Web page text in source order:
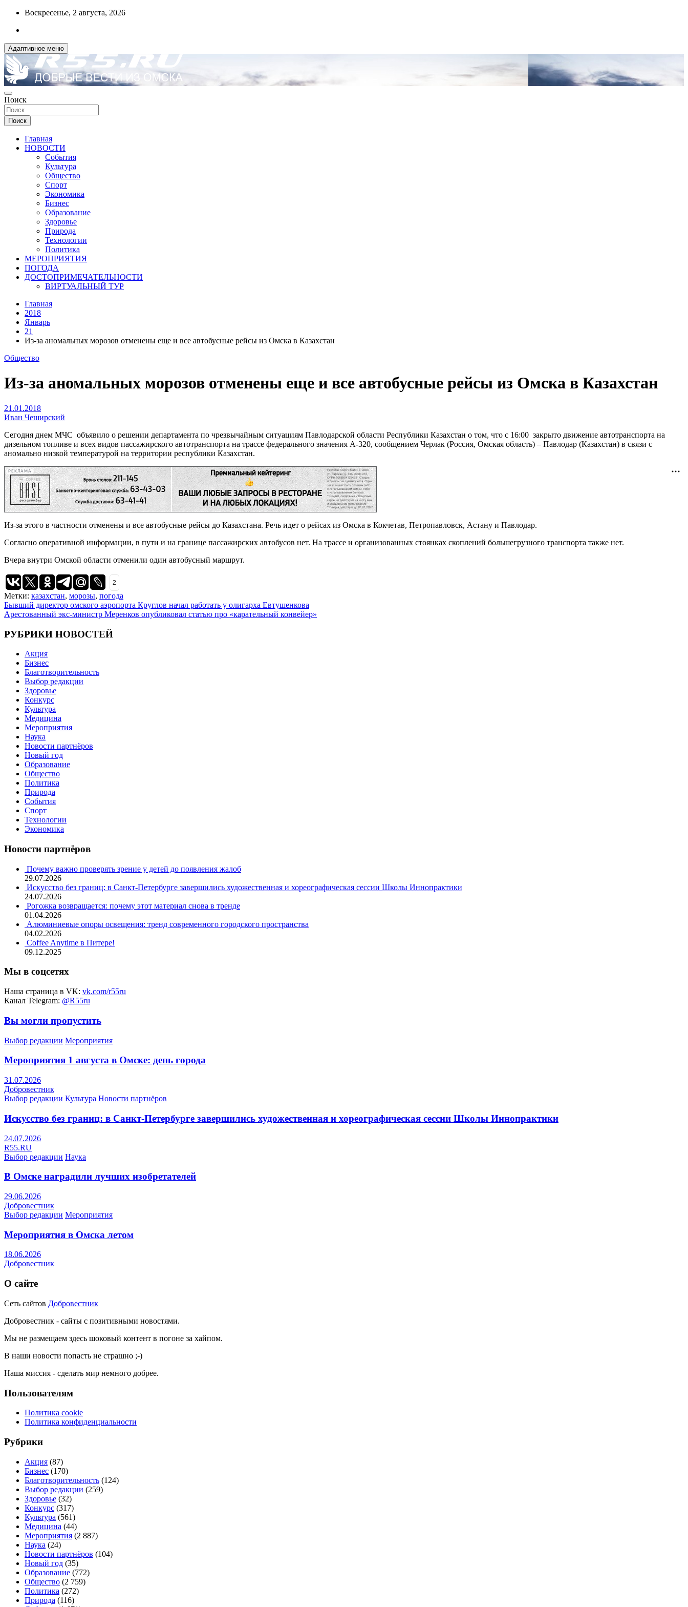
Перейти
содержимому
Воскресенье, 2 августа, 2026
Адаптивное меню
R55.RU
ДОБРЫЕ ВЕСТИ ИЗ ОМСКА
Поиск
Поиск
Главная
НОВОСТИ
События
Культура
Общество
Спорт
Экономика
Бизнес
Образование
Здоровье
Природа
Технологии
Политика
МЕРОПРИЯТИЯ
ПОГОДА
ДОСТОПРИМЕЧАТЕЛЬНОСТИ
ВИРТУАЛЬНЫЙ ТУР
Главная
2018
Январь
21
Из-за аномальных морозов отменены еще и все автобусные рейсы из Омска в Казахстан
Общество
Из-за аномальных морозов отменены еще и все автобусные рейсы из Омска в Казахстан
21.01.2018
Иван Чеширский
Сегодня днем МЧС объявило о решении департамента по чрезвычайным ситуациям Павлодарской области Республики Казахстан о том, что с 16:00 закрыто движение автотранспорта на
дизельном топливе и всех видов пассажирского автотранспорта на трассе федерального значения А-320, сообщением Черлак (Россия, Омская область) – Павлодар (Казахстан) в связи с
аномально низкой температурой на территории республики Казахстан.
РЕКЛАМА
Из-за этого в частности отменены и все автобусные рейсы до Казахстана. Речь идет о рейсах из Омска в Кокчетав, Петропавловск, Астану и Павлодар.
Согласно оперативной информации, в пути и на границе пассажирских автобусов нет. На трассе и организованных стоянках скоплений большегрузного транспорта также нет.
Вчера внутри Омской области отменили один автобусный маршрут.
2
Метки: казахстан, морозы, погода
Навигация
по
записям
Бывший директор омского аэропорта Круглов начал работать у олигарха Евтушенкова
Арестованный экс-министр Меренков опубликовал статью про «карательный конвейер»
РУБРИКИ НОВОСТЕЙ
Акция
Бизнес
Благотворительность
Выбор редакции
Здоровье
Конкурс
Культура
Медицина
Мероприятия
Наука
Новости партнёров
Новый год
Образование
Общество
Политика
Природа
События
Спорт
Технологии
Экономика
Новости партнёров
Почему важно проверять зрение у детей до появления жалоб
29.07.2026
Искусство без границ: в Санкт-Петербурге завершились художественная и хореографическая сессии Школы Иннопрактики
24.07.2026
Рогожка возвращается: почему этот материал снова в тренде
01.04.2026
Алюминиевые опоры освещения: тренд современного городского пространства
04.02.2026
Coffee Anytime в Питере!
09.12.2025
Мы в соцсетях
Наша страница в VK: vk.com/r55ru
Канал Telegram: @R55ru
Вы могли пропустить
Выбор редакции Мероприятия
Мероприятия 1 августа в Омске: день города
31.07.2026
Добровестник
Выбор редакции Культура Новости партнёров
Искусство без границ: в Санкт-Петербурге завершились художественная и хореографическая сессии Школы Иннопрактики
24.07.2026
R55.RU
Выбор редакции Наука
В Омске наградили лучших изобретателей
29.06.2026
Добровестник
Выбор редакции Мероприятия
Мероприятия в Омска летом
18.06.2026
Добровестник
О сайте
Сеть сайтов Добровестник
Добровестник - сайты с позитивными новостями.
Мы не размещаем здесь шоковый контент в погоне за хайпом.
В наши новости попасть не страшно ;-)
Наша миссия - сделать мир немного добрее.
Пользователям
Политика cookie
Политика конфиденциальности
Рубрики
Акция (87)
Бизнес (170)
Благотворительность (124)
Выбор редакции (259)
Здоровье (32)
Конкурс (317)
Культура (561)
Медицина (44)
Мероприятия (2 887)
Наука (24)
Новости партнёров (104)
Новый год (35)
Образование (772)
Общество (2 759)
Политика (272)
Природа (116)